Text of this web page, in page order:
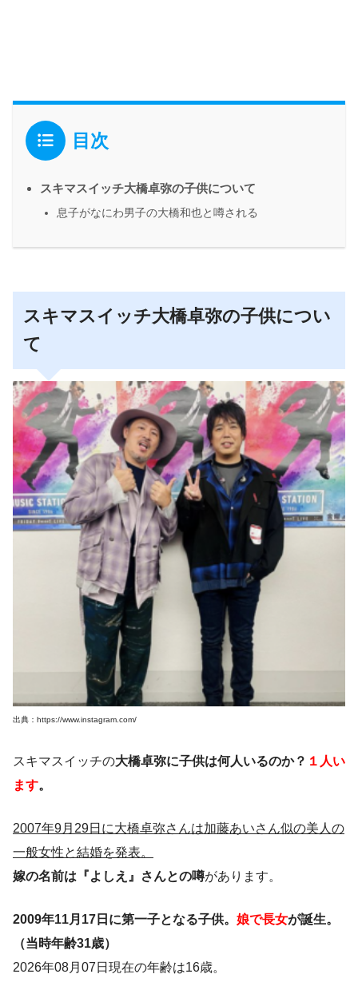
目次
スキマスイッチ大橋卓弥の子供について
息子がなにわ男子の大橋和也と噂される
スキマスイッチ大橋卓弥の子供につい
て
出典：https://www.instagram.com/
スキマスイッチの大橋卓弥に子供は何人いるのか？ １人い
ます。
2007年9月29日に大橋卓弥さんは加藤あいさん似の美人の
一般女性と結婚を発表。
嫁の名前は『よしえ』さんとの噂があります。
2009年11月17日に第一子となる子供。 娘で長女が誕生。
（当時年齢31歳）
2026年08月07日現在の年齢は16歳。